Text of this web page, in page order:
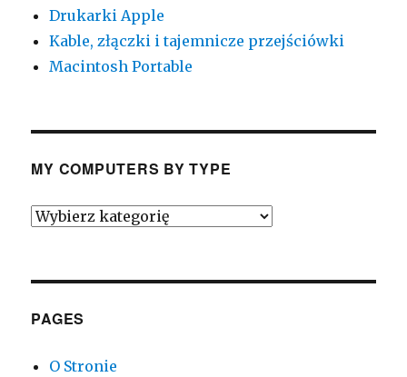
Drukarki Apple
Kable, złączki i tajemnicze przejściówki
Macintosh Portable
MY COMPUTERS BY TYPE
My
PAGES
O Stronie